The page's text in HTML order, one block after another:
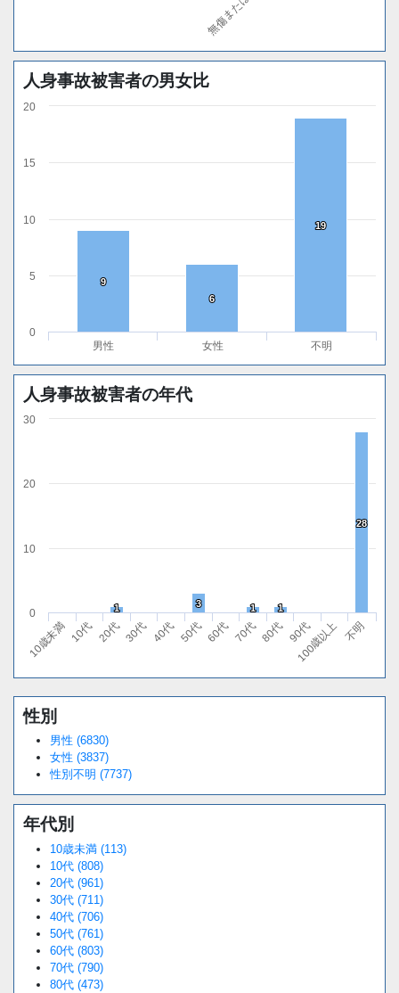
人身事故被害者の男女比
9
9
6
6
19
19
男性 女性 不明
0
5
10
15
20
人身事故被害者の年代
1
1 3
3 1
1 1
1
28
28
10歳未満 10代 20代 30代 40代 50代 60代 70代 80代 90代
100歳以上 不明
0
10
20
30
Unmute
性別
男性 (6830)
女性 (3837)
性別不明 (7737)
年代別
10歳未満 (113)
10代 (808)
20代 (961)
30代 (711)
40代 (706)
50代 (761)
60代 (803)
70代 (790)
80代 (473)